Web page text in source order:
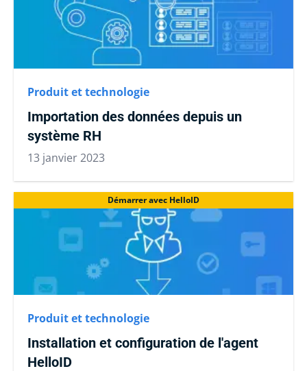
Produit et technologie
Importation des données depuis un
système RH
13 janvier 2023
Démarrer avec HelloID
Produit et technologie
Installation et configuration de l'agent
HelloID